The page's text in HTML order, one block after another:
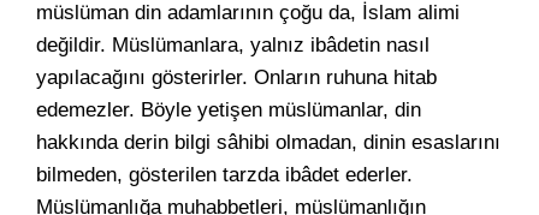
müslüman din adamlarının çoğu da, İslam alimi
değildir. Müslümanlara, yalnız ibâdetin nasıl
yapılacağını gösterirler. Onların ruhuna hitab
edemezler. Böyle yetişen müslümanlar, din
hakkında derin bilgi sâhibi olmadan, dinin esaslarını
bilmeden, gösterilen tarzda ibâdet ederler.
Müslümanlığa muhabbetleri, müslümanlığın